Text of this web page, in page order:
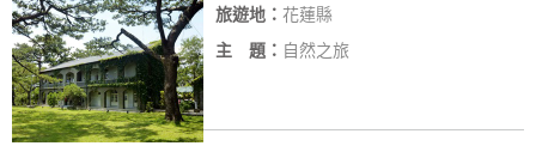
旅遊地： 花蓮縣
主 題： 自然之旅